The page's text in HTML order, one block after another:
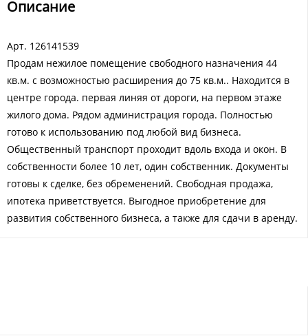
Описание
Арт. 126141539
Продам нежилое помещение свободного назначения 44
кв.м. с возможностью расширения до 75 кв.м.. Находится в
центре города. первая линяя от дороги, на первом этаже
жилого дома. Рядом администрация города. Полностью
готово к использованию под любой вид бизнеса.
Общественный транспорт проходит вдоль входа и окон. В
собственности более 10 лет, один собственник. Документы
готовы к сделке, без обременений. Свободная продажа,
ипотека приветствуется. Выгодное приобретение для
развития собственного бизнеса, а также для сдачи в аренду.